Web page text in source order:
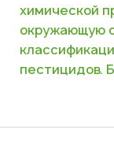
химической
окружающую
пестицидов.